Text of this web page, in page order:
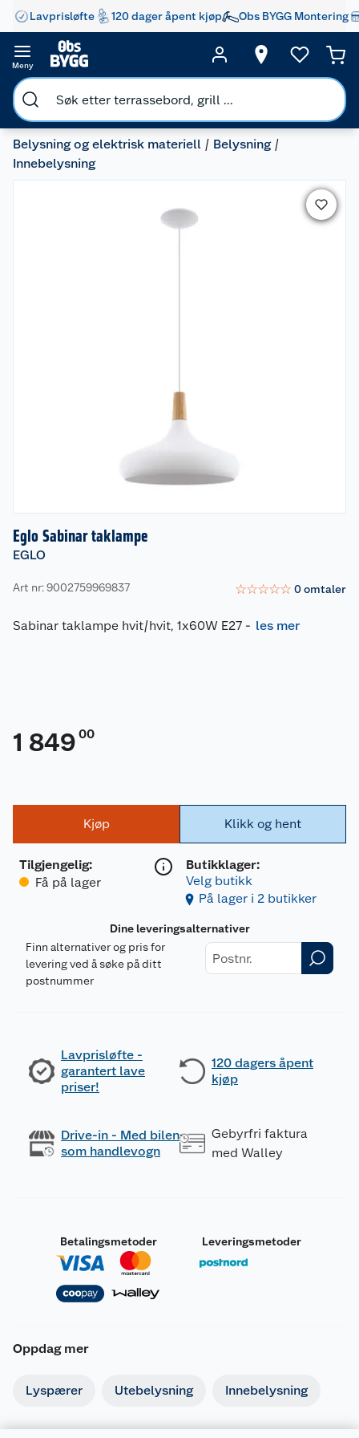
Lavprisløfte 120 dager åpent kjøp Obs BYGG Montering
Meny
Belysning og elektrisk materiell
Belysning
Innebelysning
Eglo Sabinar taklampe
EGLO
Art nr: 9002759969837 ☆☆☆☆☆ 0omtaler
Sabinar taklampe hvit/hvit, 1x60W E27 - les mer
1 849 00
Kjøp
Tilgjengelig:
Få på lager
Klikk og hent
Butikklager:
Velg butikk
På lager i 2 butikker
Dine leveringsalternativer
Finn alternativer og pris for
levering ved å søke på ditt
postnummer
Lavprisløfte -
garantert lave
priser!
120 dagers åpent
kjøp
Drive-in - Med bilen
som handlevogn
Gebyrfri faktura
med Walley
Betalingsmetoder Leveringsmetoder
Oppdag mer
Lyspærer Utebelysning Innebelysning